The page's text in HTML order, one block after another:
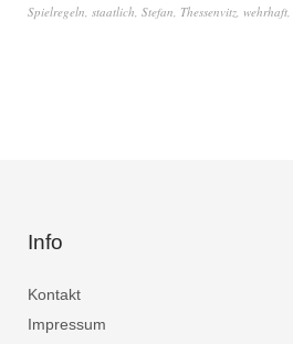
Spielregeln, staatlich, Stefan, Thessenvitz, wehrhaft,
Info
Kontakt
Impressum